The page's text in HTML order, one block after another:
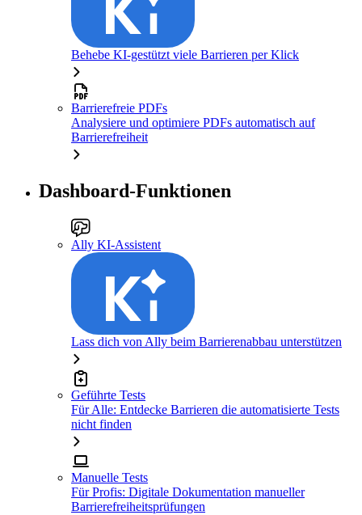
Behebe KI-gestützt viele Barrieren per Klick
Barrierefreie PDFs
Analysiere und optimiere PDFs automatisch auf
Barrierefreiheit
Dashboard-Funktionen
Ally KI-Assistent
Lass dich von Ally beim Barrierenabbau unterstützen
Geführte Tests
Für Alle: Entdecke Barrieren die automatisierte Tests
nicht finden
Manuelle Tests
Für Profis: Digitale Dokumentation manueller
Barrierefreiheitsprüfungen